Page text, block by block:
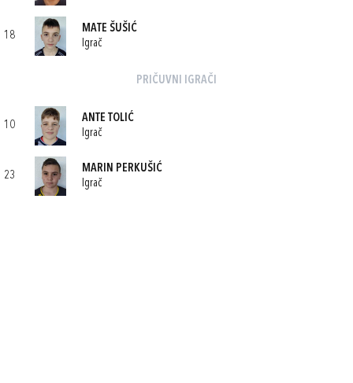
18
MATE ŠUŠIĆ
Igrač
PRIČUVNI IGRAČI
10
ANTE TOLIĆ
Igrač
23
MARIN PERKUŠIĆ
Igrač